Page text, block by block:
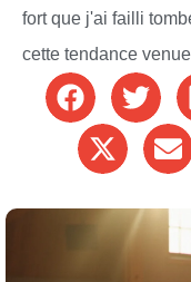
fort que j'ai failli
cette tendance